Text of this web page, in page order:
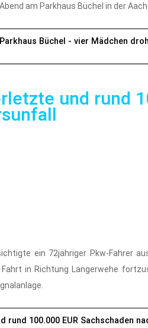
am Parkhaus Büchel in der
Büchel - vier Mädchen
und rund
ein 72jähriger Pkw-Fahrer
in Richtung Langerwehe
100.000 EUR Sachschaden